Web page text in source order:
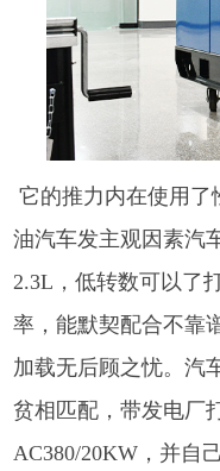
它的推力内在使用了
油汽车发主观因素汽
2.3L，低转数可以了
率，能默契配合不靠
加载无后顾之忧。汽
贫相匹配，带发电厂
AC380/20KW，并自